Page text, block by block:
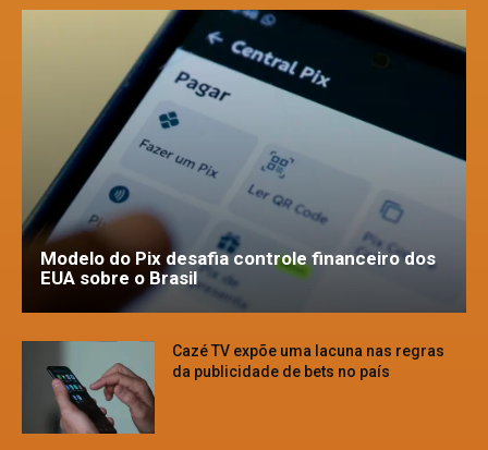
Modelo do Pix desafia controle financeiro dos
EUA sobre o Brasil
Cazé TV expõe uma lacuna nas regras
da publicidade de bets no país